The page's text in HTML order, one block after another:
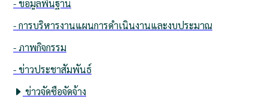
- ข้อมูลพื้นฐาน
- การบริหารงานแผนการดำเนินงานและงบประมาณ
- ภาพกิจกรรม
- ข่าวประชาสัมพันธ์
ข่าวจัดซื้อจัดจ้าง